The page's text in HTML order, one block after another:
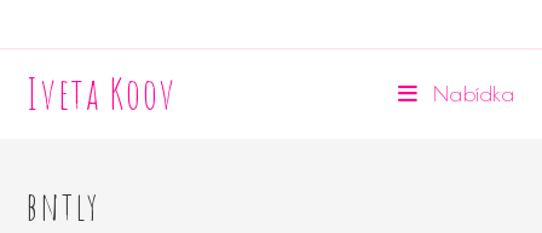
k
obsahuIveta Koov Nabídka
bntly